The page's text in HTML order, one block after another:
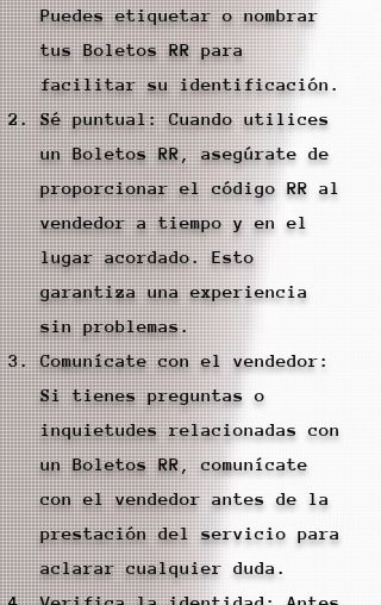
Puedes etiquetar o nombrar
tus Boletos RR para
facilitar su identificación.
Sé puntual: Cuando utilices
un Boletos RR, asegúrate de
proporcionar el código RR al
vendedor a tiempo y en el
lugar acordado. Esto
garantiza una experiencia
sin problemas.
Comunícate con el vendedor:
Si tienes preguntas o
inquietudes relacionadas con
un Boletos RR, comunícate
con el vendedor antes de la
prestación del servicio para
aclarar cualquier duda.